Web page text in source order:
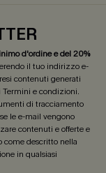
d'ordine e del 20%
il tuo indirizzo e-
contenuti generati
Termini e condizioni.
di tracciamento
le e-mail vengono
contenuti e offerte e
descritto nella
in qualsiasi